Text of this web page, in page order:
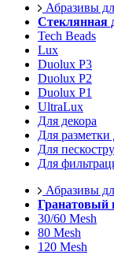
Абразивы
Стеклянная
Tech Beads
Lux
Duolux P3
Duolux P2
Duolux P1
UltraLux
Для декора
Для разметки
Для
Для
Абразивы
Гранатовый
30/60 Mesh
80 Mesh
120 Mesh